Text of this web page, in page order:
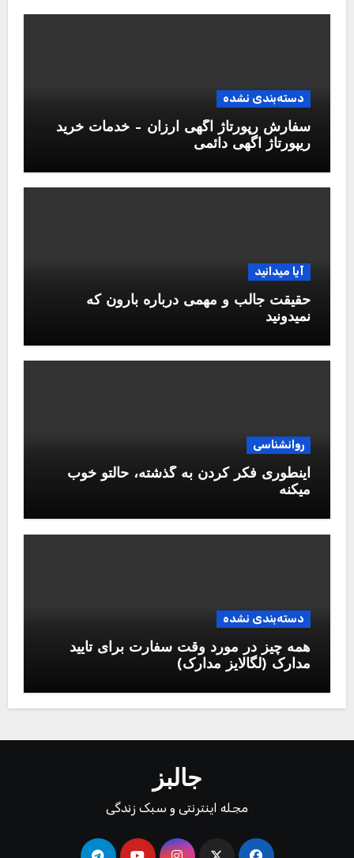
دسته‌بندی نشده
سفارش رپورتاژ آگهی ارزان – خدمات خرید
ریپورتاژ اگهی دائمی
آیا میدانید
حقیقت جالب و مهمی درباره بارون که
نمیدونید
روانشناسی
اینطوری فکر کردن به گذشته، حالتو خوب
میکنه
دسته‌بندی نشده
همه چیز در مورد وقت سفارت برای تایید
مدارک (لگالایز مدارک)
جالبز
مجله اینترنتی و سبک زندگی